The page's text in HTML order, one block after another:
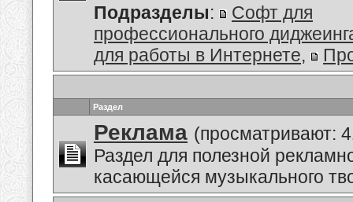
Подразделы:
Софт для
профессионального
для работы в Интернете,
Раздел
Реклама (просматривают:
Раздел для полезной
касающейся музыкального